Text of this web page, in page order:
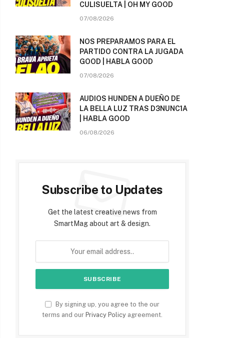
CULISUELTA | OH MY GOOD
07/08/2026
NOS PREPARAMOS PARA EL
PARTIDO CONTRA LA JUGADA
GOOD | HABLA GOOD
07/08/2026
AUDIOS HUNDEN A DUEÑO DE
LA BELLA LUZ TRAS D3NUNC1A
| HABLA GOOD
06/08/2026
Subscribe to Updates
Get the latest creative news from
SmartMag about art & design.
By signing up, you agree to the our
terms and our Privacy Policy agreement.